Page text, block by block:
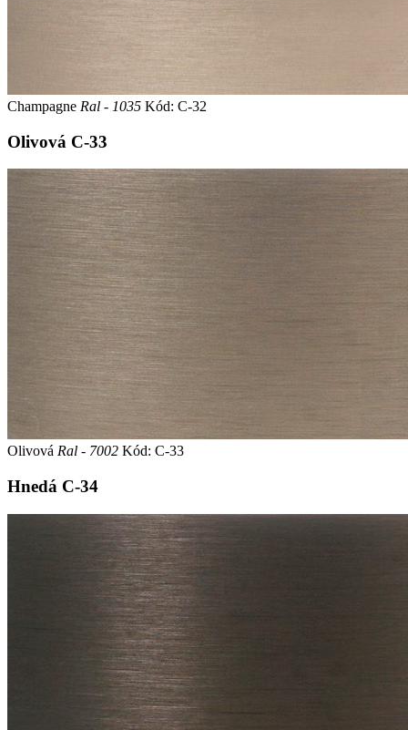
Champagne Ral - 1035 Kód: C-32
Olivová C-33
Olivová Ral - 7002 Kód: C-33
Hnedá C-34